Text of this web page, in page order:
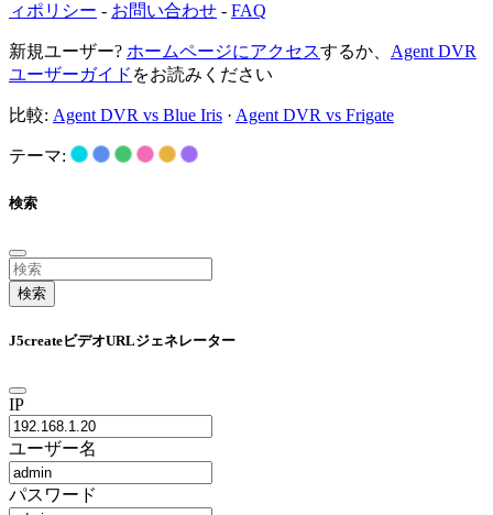
ィポリシー - お問い合わせ - FAQ
新規ユーザー? ホームページにアクセスするか、 Agent DVR
ユーザーガイド をお読みください
比較: Agent DVR vs Blue Iris · Agent DVR vs Frigate
テーマ:
検索
検索
J5createビデオURLジェネレーター
IP
ユーザー名
パスワード